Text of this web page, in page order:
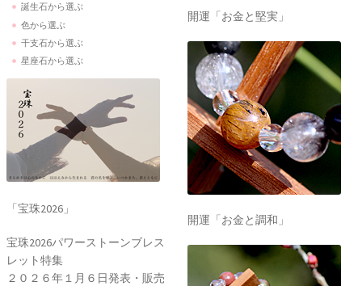
誕生石から選ぶ
色から選ぶ
干支石から選ぶ
星座石から選ぶ
「宝珠2026」
宝珠2026パワーストーンブレス
レット特集
２０２６年１月６日発表・販売
開運「お金と堅実」
開運「お金と調和」